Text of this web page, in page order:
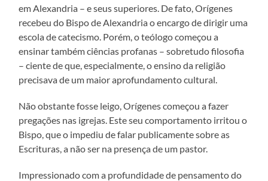
em Alexandria – e seus superiores. De fato, Orígenes
recebeu do Bispo de Alexandria o encargo de dirigir uma
escola de catecismo. Porém, o teólogo começou a
ensinar também ciências profanas – sobretudo filosofia
– ciente de que, especialmente, o ensino da religião
precisava de um maior aprofundamento cultural.
Não obstante fosse leigo, Orígenes começou a fazer
pregações nas igrejas. Este seu comportamento irritou o
Bispo, que o impediu de falar publicamente sobre as
Escrituras, a não ser na presença de um pastor.
Impressionado com a profundidade de pensamento do